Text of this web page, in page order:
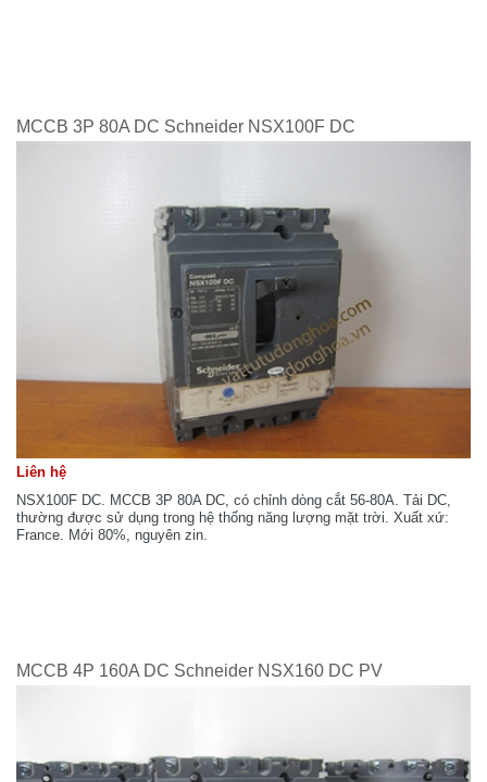
MCCB 3P 80A DC Schneider NSX100F DC
Liên hệ
NSX100F DC. MCCB 3P 80A DC, có chỉnh dòng cắt 56-80A. Tải DC,
thường được sử dụng trong hệ thống năng lượng mặt trời. Xuất xứ:
France. Mới 80%, nguyên zin.
MCCB 4P 160A DC Schneider NSX160 DC PV